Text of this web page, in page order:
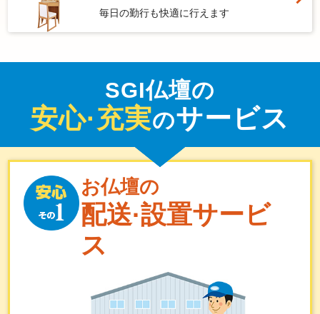
毎日の勤行も快適に行えます
SGI仏壇の
安心·充実のサービス
お仏壇の
配送·設置サービ
ス